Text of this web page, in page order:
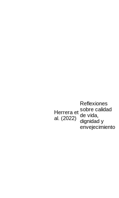
Herrera et
al. (2022)
Reflexiones
sobre calidad
de vida,
dignidad y
envejecimiento